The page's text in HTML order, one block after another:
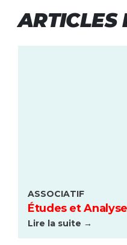
ARTICLES
ASSOCIATIF
Études et
Lire la suite →